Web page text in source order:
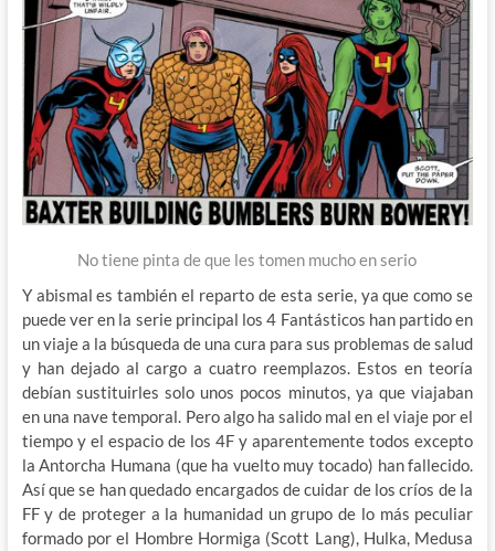
No tiene pinta de que les tomen mucho en serio
Y abismal es también el reparto de esta serie, ya que como se
puede ver en la serie principal los 4 Fantásticos han partido en
un viaje a la búsqueda de una cura para sus problemas de salud
y han dejado al cargo a cuatro reemplazos. Estos en teoría
debían sustituirles solo unos pocos minutos, ya que viajaban
en una nave temporal. Pero algo ha salido mal en el viaje por el
tiempo y el espacio de los 4F y aparentemente todos excepto
la Antorcha Humana (que ha vuelto muy tocado) han fallecido.
Así que se han quedado encargados de cuidar de los críos de la
FF y de proteger a la humanidad un grupo de lo más peculiar
formado por el Hombre Hormiga (Scott Lang), Hulka, Medusa